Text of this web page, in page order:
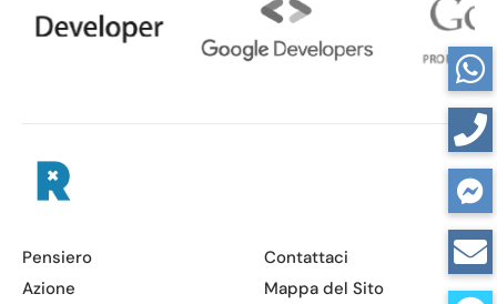
Pensiero
Azione
Contattaci
Mappa del Sito